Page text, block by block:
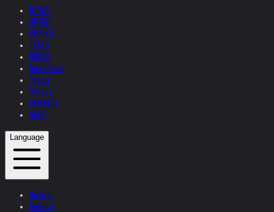
NEWS
ARTIST
WORKS
TEXTS
PRESS
Interviews
Topics
Videos
CONTACT
SHOP
Language
Austria
Ireland